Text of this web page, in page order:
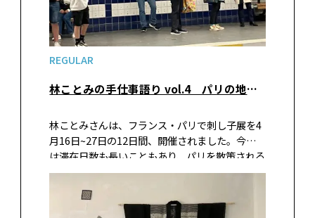
REGULAR
林ことみの手仕事語り vol.4 パリの地下鉄に乗って美術館へ
林ことみさんは、フランス・パリで刺し子展を4
月16日~27日の12日間、開催されました。今回
は滞在日数も長いこともあり、パリを散策される
時間もとれたようで、このVol.4では、林ことみ
さん流のパリ案内をしていただきました。